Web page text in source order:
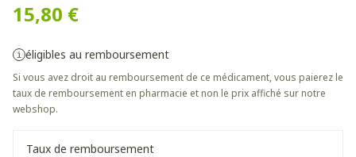
15,80 €
éligibles au remboursement
Si vous avez droit au remboursement de ce médicament, vous paierez le
taux de remboursement en pharmacie et non le prix affiché sur notre
webshop.
Taux de remboursement